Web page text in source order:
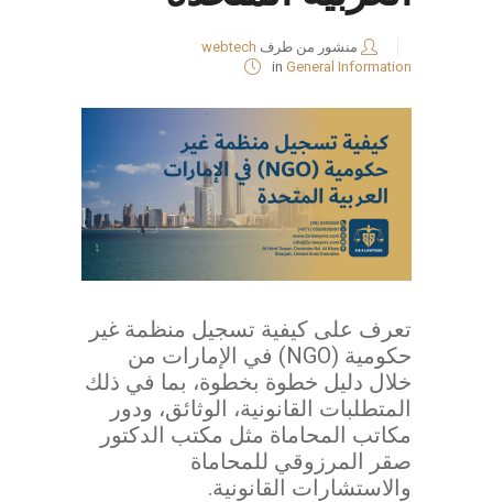
منشور من طرف webtech
in General Information
تعرف على كيفية تسجيل منظمة غير
حكومية (NGO) في الإمارات من
خلال دليل خطوة بخطوة، بما في ذلك
المتطلبات القانونية، الوثائق، ودور
مكاتب المحاماة مثل مكتب الدكتور
صقر المرزوقي للمحاماة
والاستشارات القانونية.